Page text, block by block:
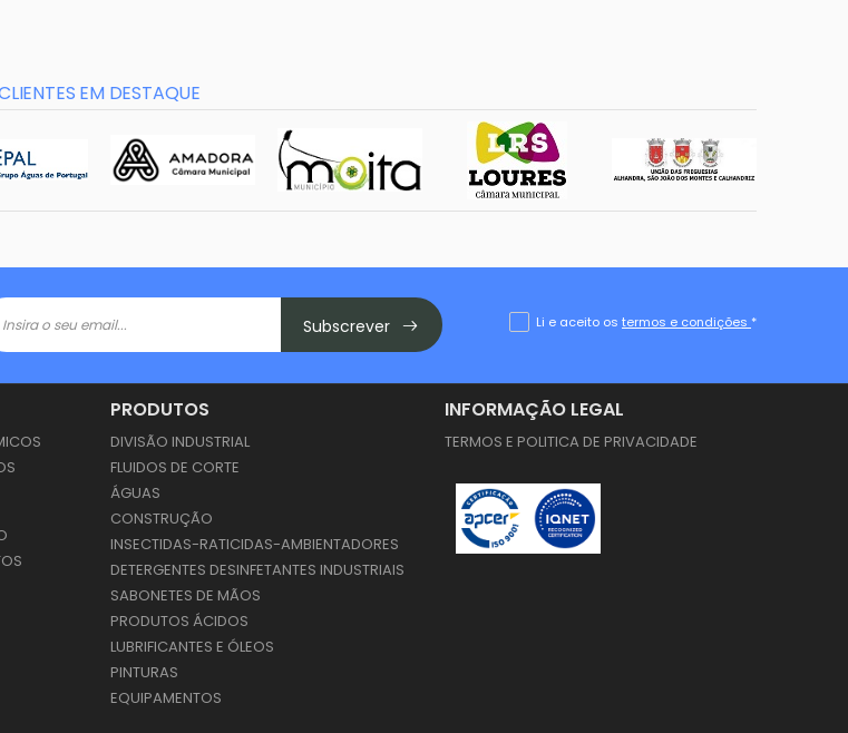
EM DESTAQUE
Subscrever Li e aceito os termos e condições *
PRODUTOS
DIVISÃO INDUSTRIAL
FLUIDOS DE CORTE
ÁGUAS
CONSTRUÇÃO
INSECTIDAS-RATICIDAS-AMBIENTADORES
DETERGENTES DESINFETANTES INDUSTRIAIS
SABONETES DE MÃOS
PRODUTOS ÁCIDOS
LUBRIFICANTES E ÓLEOS
PINTURAS
EQUIPAMENTOS
INFORMAÇÃO LEGAL
TERMOS E POLITICA DE PRIVACIDADE